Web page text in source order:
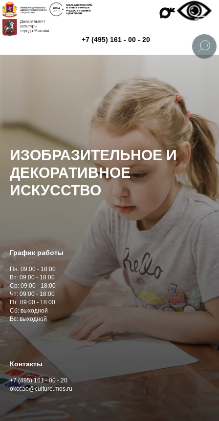
ИЗОБРАЗИТЕЛЬНОЕ И
ДЕКОРАТИВНОЕ
ИСКУССТВО
График работы
Пн: 09:00 - 18:00
Вт: 09:00 - 18:00
Ср: 09:00 - 18:00
Чт: 09:00 - 18:00
Пт: 09:00 - 18:00
Сб: выходной
Вс: выходной
Контакты
+7 (495) 161 - 00 - 20
okccao@culture.mos.ru